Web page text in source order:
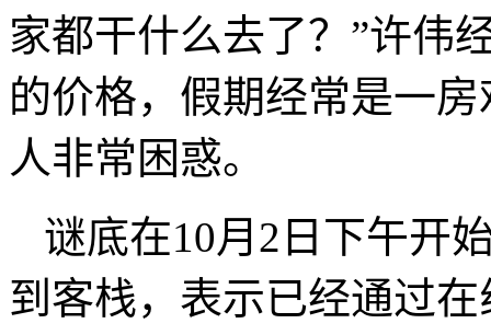
家都干什么去了？”许伟
的价格，假期经常是一
人非常困惑。
谜底在10月2日下午开
到客栈，表示已经通过